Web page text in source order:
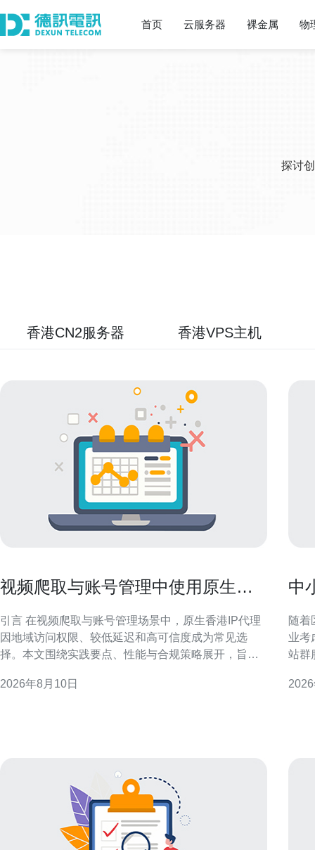
首页 云服务器 裸金属 物
探讨
香港CN2服务器 香港VPS主机
视频爬取与账号管理中使用原生香
引言 在视频爬取与账号管理场景中，原生香港IP代理
因地域访问权限、较低延迟和高可信度成为常见选
择。本文围绕实践要点、性能与合规策略展开，旨在
成功率并降低检测风险。 为什么选择原生香港IP代
2026年8月10日
中
随着
业考
站群
香港站